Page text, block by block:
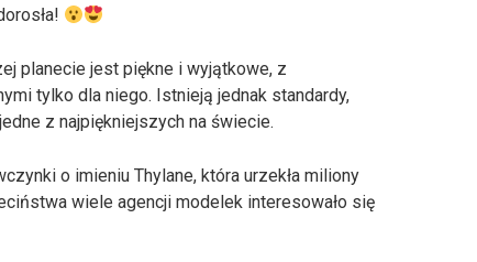
planecie jest piękne i wyjątkowe, z
tylko dla niego. Istnieją jednak standardy,
z najpiękniejszych na świecie.
o imieniu Thylane, która urzekła miliony
wiele agencji modelek interesowało się